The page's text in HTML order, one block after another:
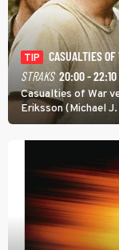
TIP
CASUALTIES OF
STRAKS 20:00 - 22:10
Casualties of War
Eriksson (Michael
tijdens de